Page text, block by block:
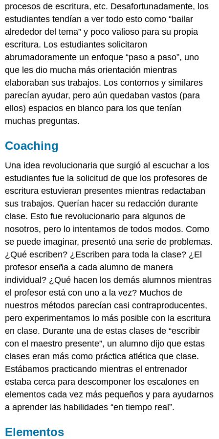
procesos de escritura, etc. Desafortunadamente, los
estudiantes tendían a ver todo esto como “bailar
alrededor del tema” y poco valioso para su propia
escritura. Los estudiantes solicitaron
abrumadoramente un enfoque “paso a paso”, uno
que les dio mucha más orientación mientras
elaboraban sus trabajos. Los contornos y similares
parecían ayudar, pero aún quedaban vastos (para
ellos) espacios en blanco para los que tenían
muchas preguntas.
Coaching
Una idea revolucionaria que surgió al escuchar a los
estudiantes fue la solicitud de que los profesores de
escritura estuvieran presentes mientras redactaban
sus trabajos. Querían hacer su redacción durante
clase. Esto fue revolucionario para algunos de
nosotros, pero lo intentamos de todos modos. Como
se puede imaginar, presentó una serie de problemas.
¿Qué escriben? ¿Escriben para toda la clase? ¿El
profesor enseña a cada alumno de manera
individual? ¿Qué hacen los demás alumnos mientras
el profesor está con uno a la vez? Muchos de
nuestros métodos parecían casi contraproducentes,
pero experimentamos lo más posible con la escritura
en clase. Durante una de estas clases de “escribir
con el maestro presente”, un alumno dijo que estas
clases eran más como práctica atlética que clase.
Estábamos practicando mientras el entrenador
estaba cerca para descomponer los escalones en
elementos cada vez más pequeños y para ayudarnos
a aprender las habilidades “en tiempo real”.
Elementos